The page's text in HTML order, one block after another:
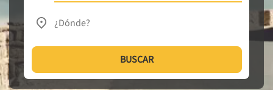
¿Dónde?
BUSCAR